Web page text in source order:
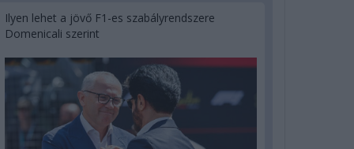
Ilyen lehet a jövő F1-es szabályrendszere
Domenicali szerint